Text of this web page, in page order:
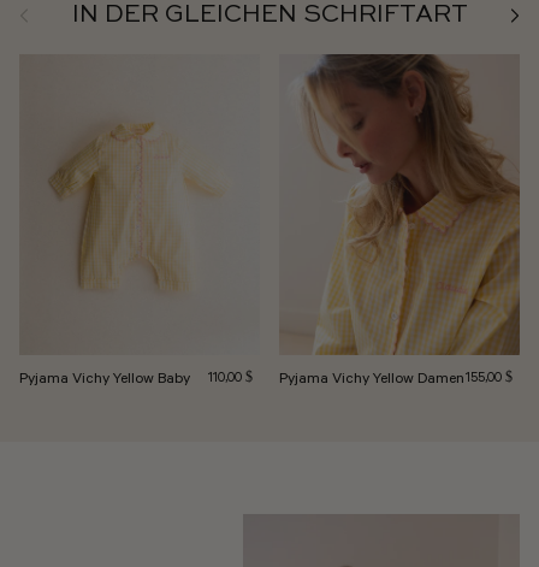
IN DER GLEICHEN SCHRIFTART
Pyjama Vichy Yellow Baby Regulärer Preis
110,00 $ Pyjama Vichy Yellow DamenRegulärer
155,00 $